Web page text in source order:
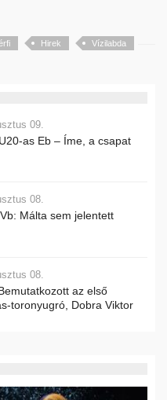
Hirek Vízilabda
09.
as Eb – Íme, a csapat
08.
Málta sem jelentett
08.
az első
toronyugró, Dobra Viktor